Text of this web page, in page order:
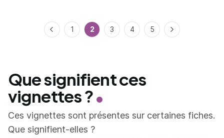
Précédent
1 2 3 4 5 Suivant
Que signifient ces
vignettes ?
Ces vignettes sont présentes sur certaines fiches.
Que signifient-elles ?